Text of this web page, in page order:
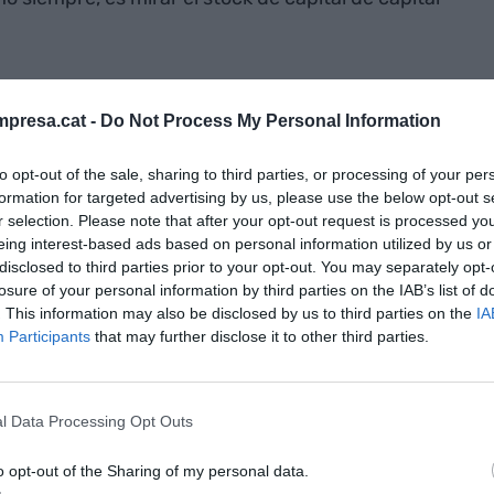
- Do Not Process My Personal Information
opt-out of the sale, sharing to third parties, or processing of your
for targeted advertising by us, please use the below opt-out
selection. Please note that after your opt-out request is processed
interest-based ads based on personal information utilized by us
to third parties prior to your opt-out. You may separately
of your personal information by third parties on the IAB’s list of
This information may also be disclosed by us to third parties on the
Participants that may further disclose it to other third parties.
Data Processing Opt Outs
opt-out of the Sharing of my personal data.
Capital Aeroportuario
Infogram
se ha hecho fundamentalmente a través
un déficit histórico de inversión en
escuchar al PP y al PSOE argumentar que la
creación de ocupación son los dos criterios
del Estado, pero mirando el gráfico se
sólo palabras vacías de significado.